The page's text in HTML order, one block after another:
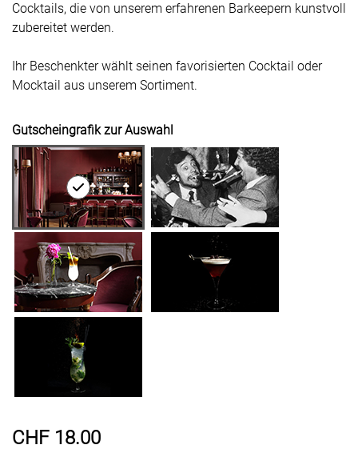
Cocktails, die von unserem erfahrenen Barkeepern kunstvoll
zubereitet werden.
Ihr Beschenkter wählt seinen favorisierten Cocktail oder
Mocktail aus unserem Sortiment.
Gutscheingrafik zur Auswahl
CHF 18.00